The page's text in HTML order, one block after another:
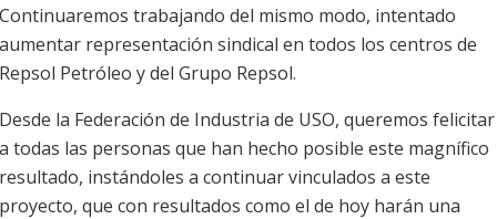
Continuaremos trabajando del mismo modo, intentado
aumentar representación sindical en todos los centros de
Repsol Petróleo y del Grupo Repsol.
Desde la Federación de Industria de USO, queremos felicitar
a todas las personas que han hecho posible este magnífico
resultado, instándoles a continuar vinculados a este
proyecto, que con resultados como el de hoy harán una